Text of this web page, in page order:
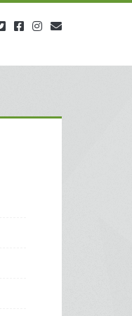
twitterfacebookinstagram